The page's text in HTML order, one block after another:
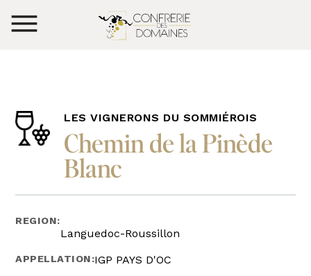
LES VIGNERONS DU SOMMIÉROIS
Chemin de la Pinède
Blanc
REGION:
Languedoc-Roussillon
APPELLATION:IGP PAYS D'OC